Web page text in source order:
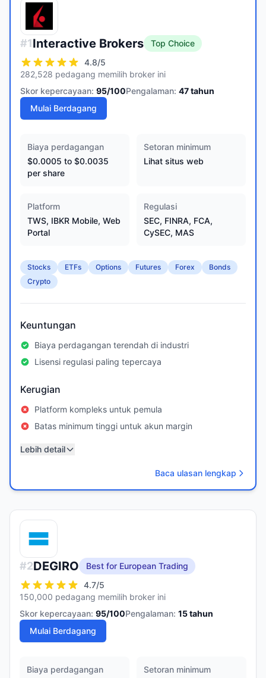
#1Interactive Brokers
Top Choice
4.8/5
282,528 pedagang memilih broker ini
Skor kepercayaan: 95/100Pengalaman: 47tahun
Mulai Berdagang
Biaya perdagangan
$0.0005 to $0.0035
per share
Setoran minimum
Lihat situs web
Platform
TWS, IBKR Mobile, Web
Portal
Regulasi
SEC, FINRA, FCA,
CySEC, MAS
Stocks ETFs Options Futures Forex
Bonds
Crypto
Keuntungan
Biaya perdagangan terendah di industri
Lisensi regulasi paling tepercaya
Kerugian
Platform kompleks untuk pemula
Batas minimum tinggi untuk akun margin
Lebih detail
Baca ulasan lengkap
#2DEGIRO
Best for European Trading
4.7/5
150,000 pedagang memilih broker ini
Skor kepercayaan: 95/100Pengalaman: 15tahun
Mulai Berdagang
Biaya perdagangan
Setoran minimum